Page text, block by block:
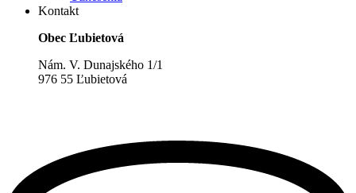
Kontakt
Obec Ľubietová
Nám. V. Dunajského 1/1
976 55 Ľubietová